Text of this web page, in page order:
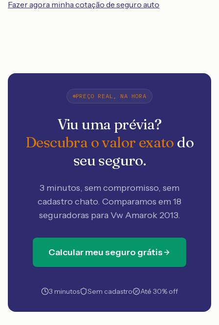
Fazer agora minha cotação de seguro auto
PREÇO REAL, NA HORA
Viu uma prévia?
Descubra o valor exato do
seu seguro.
3 minutos, sem compromisso, sem
cadastro chato. Comparamos em 18
seguradoras para Vw Amarok 2013.
Calcular meu seguro grátis
3 minutos Sem cadastro Até 30% off